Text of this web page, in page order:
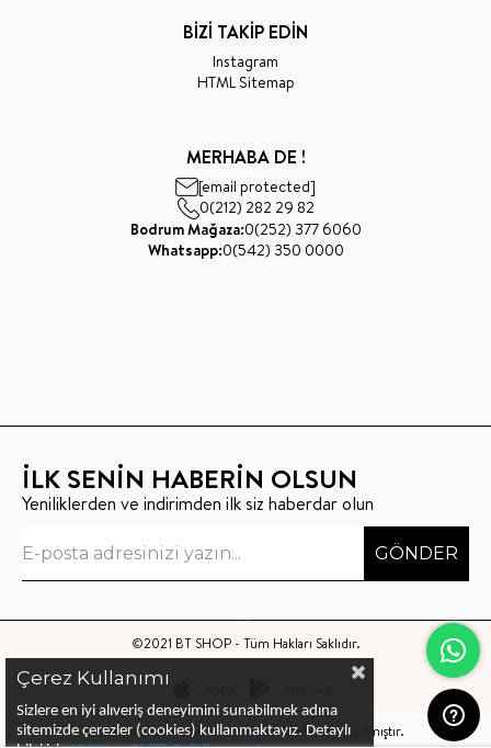
BİZİ TAKİP EDİN
Instagram
HTML Sitemap
MERHABA DE !
[email protected]
0(212) 282 29 82
Bodrum Mağaza:0(252) 377 6060
Whatsapp:0(542) 350 0000
İLK SENİN HABERİN OLSUN
Yeniliklerden ve indirimden ilk siz haberdar olun
GÖNDER
©2021 BT SHOP - Tüm Hakları Saklıdır.
Bu sitenin kurulumuKeyo Digitaltarafından yapılmıştır.
Çerez Kullanımı
Sizlere en iyi alıveriş deneyimini sunabilmek adına
sitemizde çerezler (cookies) kullanmaktayız. Detaylı